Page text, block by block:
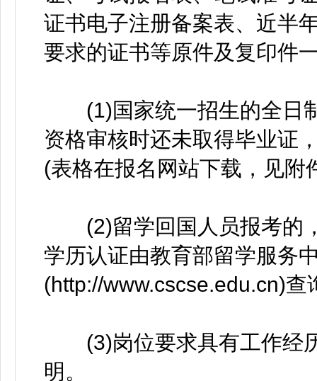
证书电子注册备案表、近半
要求的证书等原件及复印件
(1)国家统一招生的全日
资格审核时还未取得毕业证
(表格在报名网站下载，见附
(2)留学回国人员报考的
学历认证由教育部留学服务
(http://www.cscse.edu.cn)
(3)岗位要求具有工作经
明。